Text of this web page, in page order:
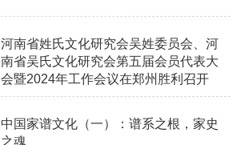
河南省姓氏文化研究会吴姓委员会、河
南省吴氏文化研究会第五届会员代表大
会暨2024年工作会议在郑州胜利召开
中国家谱文化（一）：谱系之根，家史
之魂